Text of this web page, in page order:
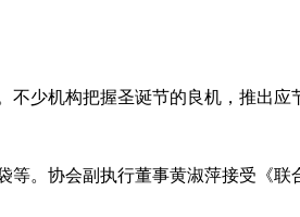
少机构把握圣诞节的良机，推出
。协会副执行董事黄淑萍接受《